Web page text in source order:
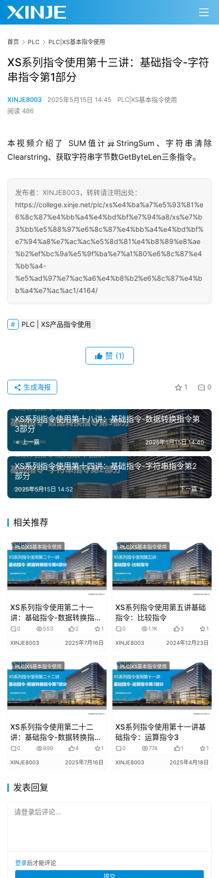
络
课
堂
专
题
问
社
常
见
问
登录 注册
首页 PLC PLC|XS基本指令使用
XS系列指令使用第十三讲：基础指令-字符
串指令第1部分
XINJE8003 2025年5月15日 14:45
PLC|XS基本指令使用
阅读 486
本视频介绍了 SUM值计算StringSum、字符串清除
Clearstring、获取字符串字节数GetByteLen三条指令。
发布者：XINJE8003，转转请注明出处：
https://college.xinje.net/plc/xs%e4%ba%a7%e5%93%81%e
6%8c%87%e4%bb%a4%e4%bd%bf%e7%94%a8/xs%e7%b
3%bb%e5%88%97%e6%8c%87%e4%bb%a4%e4%bd%bf%
e7%94%a8%e7%ac%ac%e5%8d%81%e4%b8%89%e8%ae
%b2%ef%bc%9a%e5%9f%ba%e7%a1%80%e6%8c%87%e4
%bb%a4-
%e5%ad%97%e7%ac%a6%e4%b8%b2%e6%8c%87%e4%b
b%a4%e7%ac%ac1/4164/
PLC | XS产品指令使用
赞 (1)
1 0
生成海报
XS系列指令使用第十八讲：基础指令-数据转换指令第
3部分
上一篇 2025年5月15日 14:40
XS系列指令使用第十四讲：基础指令-字符串指令第2
部分
下一篇
2025年5月15日 14:52
相关推荐
PLC|XS基本指令使用
XS系列指令使用第二十一
讲：基础指令-数据转换指令
第6部分
0 553 2 1
XINJE8003 2025年7月16日
PLC|XS基本指令使用
XS系列指令使用第五讲基础
指令：比较指令
0 1.1K 3 1
XINJE8003 2024年12月23日
PLC|XS基本指令使用
XS系列指令使用第二十二
讲：基础指令-数据转换指令
第7部分
0 899 4 1
XINJE8003 2025年7月16日
PLC|XS基本指令使用
XS系列指令使用第十一讲基
础指令：运算指令3
0 774 1 1
XINJE8003 2025年4月18日
发表回复
请登录后评论...
登录后才能评论